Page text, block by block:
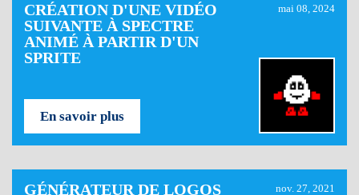
CRÉATION D'UNE VIDÉO
SUIVANTE À SPECTRE
ANIMÉ À PARTIR D'UN
SPRITE
mai 08, 2024
En savoir plus
GÉNÉRATEUR DE LOGOS
nov. 27, 2021